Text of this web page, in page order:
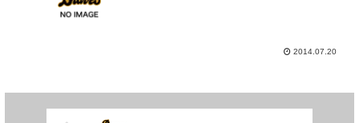
2014.07.20